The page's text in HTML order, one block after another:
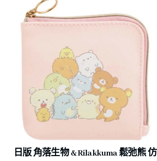
日版 角落生物 & Rilakkuma 鬆弛熊 仿